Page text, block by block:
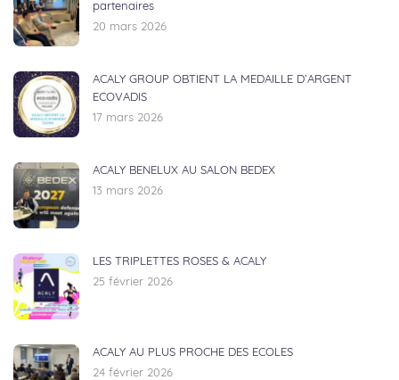
partenaires
20 mars 2026
ACALY GROUP OBTIENT LA MEDAILLE D’ARGENT
ECOVADIS
17 mars 2026
ACALY BENELUX AU SALON BEDEX
13 mars 2026
LES TRIPLETTES ROSES & ACALY
25 février 2026
ACALY AU PLUS PROCHE DES ECOLES
24 février 2026